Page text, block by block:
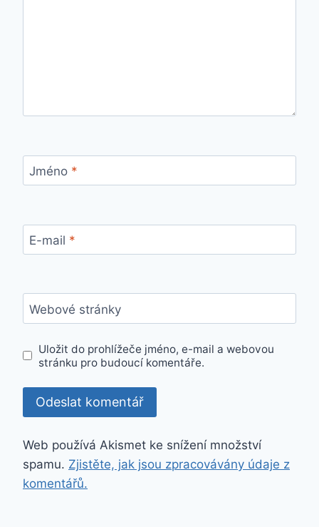
Jméno *
E-mail *
Webové stránky
Uložit do prohlížeče jméno, e-mail a webovou
stránku pro budoucí komentáře.
Web používá Akismet ke snížení množství
spamu. Zjistěte, jak jsou zpracovávány údaje z
komentářů.